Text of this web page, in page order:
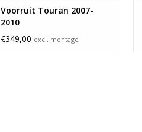
Voorruit Touran 2007-
2010
€349,00 excl. montage